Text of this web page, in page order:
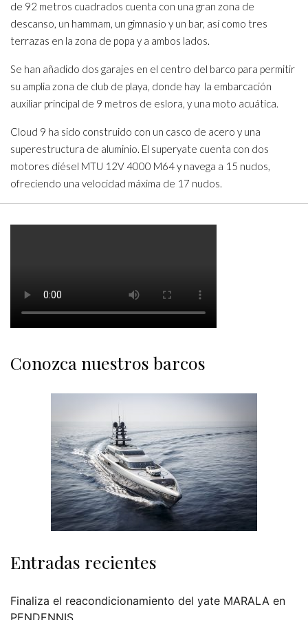
de 92 metros cuadrados cuenta con una gran zona de
descanso, un hammam, un gimnasio y un bar, así como tres
terrazas en la zona de popa y a ambos lados.
Se han añadido dos garajes en el centro del barco para permitir
su amplia zona de club de playa, donde hay la embarcación
auxiliar principal de 9 metros de eslora, y una moto acuática.
Cloud 9 ha sido construido con un casco de acero y una
superestructura de aluminio. El superyate cuenta con dos
motores diésel MTU 12V 4000 M64 y navega a 15 nudos,
ofreciendo una velocidad máxima de 17 nudos.
Conozca nuestros barcos
Entradas recientes
Finaliza el reacondicionamiento del yate MARALA en
PENDENNIS